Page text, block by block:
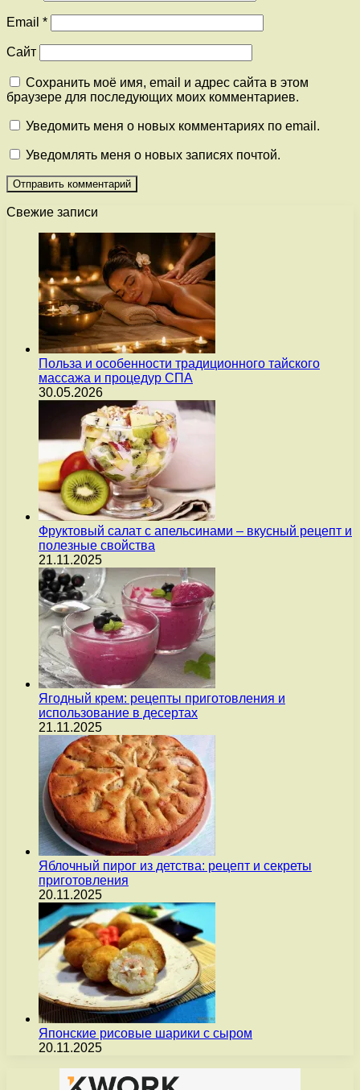
Email *
Сайт
Сохранить моё имя, email и адрес сайта в этом
браузере для последующих моих комментариев.
Уведомить меня о новых комментариях по email.
Уведомлять меня о новых записях почтой.
Свежие записи
Польза и особенности традиционного тайского
массажа и процедур СПА
30.05.2026
Фруктовый салат с апельсинами – вкусный рецепт и
полезные свойства
21.11.2025
Ягодный крем: рецепты приготовления и
использование в десертах
21.11.2025
Яблочный пирог из детства: рецепт и секреты
приготовления
20.11.2025
Японские рисовые шарики с сыром
20.11.2025